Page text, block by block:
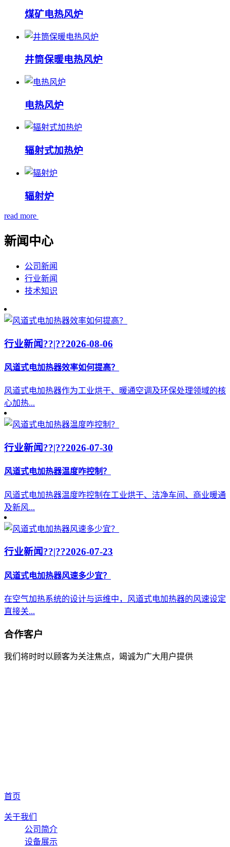
煤矿电热风炉
井筒保暖电热风炉
电热风炉
辐射式加热炉
辐射炉
read more
新闻中心
公司新闻
行业新闻
技术知识
行业新闻??|??2026-08-06
风道式电加热器效率如何提高？
风道式电加热器作为工业烘干、暖通空调及环保处理领域的核
心加热...
行业新闻??|??2026-07-30
风道式电加热器温度咋控制？
风道式电加热器温度咋控制在工业烘干、洁净车间、商业暖通
及新风...
行业新闻??|??2026-07-23
风道式电加热器风速多少宜？
在空气加热系统的设计与运维中，风道式电加热器的风速设定
直接关...
合作客户
我们将时时以顾客为关注焦点，竭诚为广大用户提供
首页
关于我们
公司简介
设备展示